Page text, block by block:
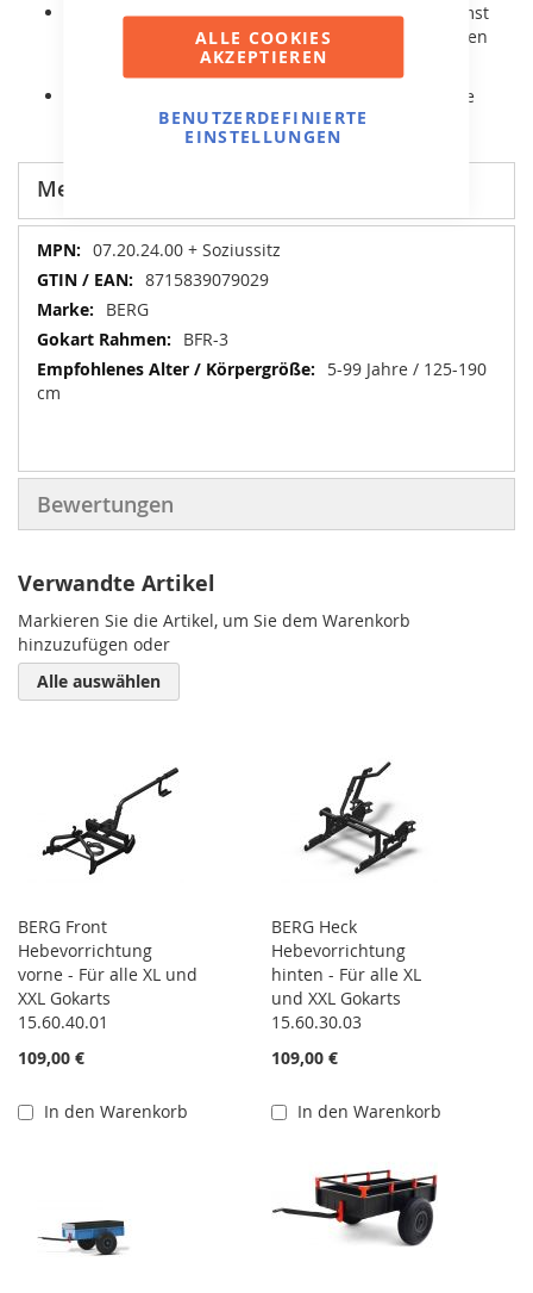
ALLE COOKIES
AKZEPTIEREN
BENUTZERDEFINIERTE
EINSTELLUNGEN
Mit dem BFR System kann mit den Pedalen gebremst
werden und nach dem Stillstand rückwärts gefahren
Er ist mit komfortablen Luftreifen und Pendelachse
ausgestattet.
Mehr Informationen
Mehr
Informationen
07.20.24.00 + Soziussitz
8715839079029
BERG
BFR-3
5-99 Jahre / 125-190
cm
Bewertungen
Verwandte Artikel
Markieren Sie die Artikel, um Sie dem Warenkorb
hinzuzufügen oder
Alle auswählen
BERG Front
Hebevorrichtung
vorne - Für alle XL und
XXL Gokarts
15.60.40.01
109,00 €
In den Warenkorb
BERG Heck
Hebevorrichtung
hinten - Für alle XL
und XXL Gokarts
15.60.30.03
109,00 €
In den Warenkorb